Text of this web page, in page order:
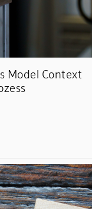
Model Context